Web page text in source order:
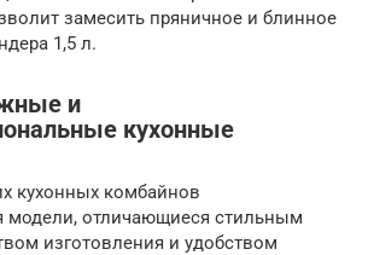
замесить пряничное и блинное
1,5 л.
и
кухонные
кухонных комбайнов
модели, отличающиеся стильным
изготовления и удобством